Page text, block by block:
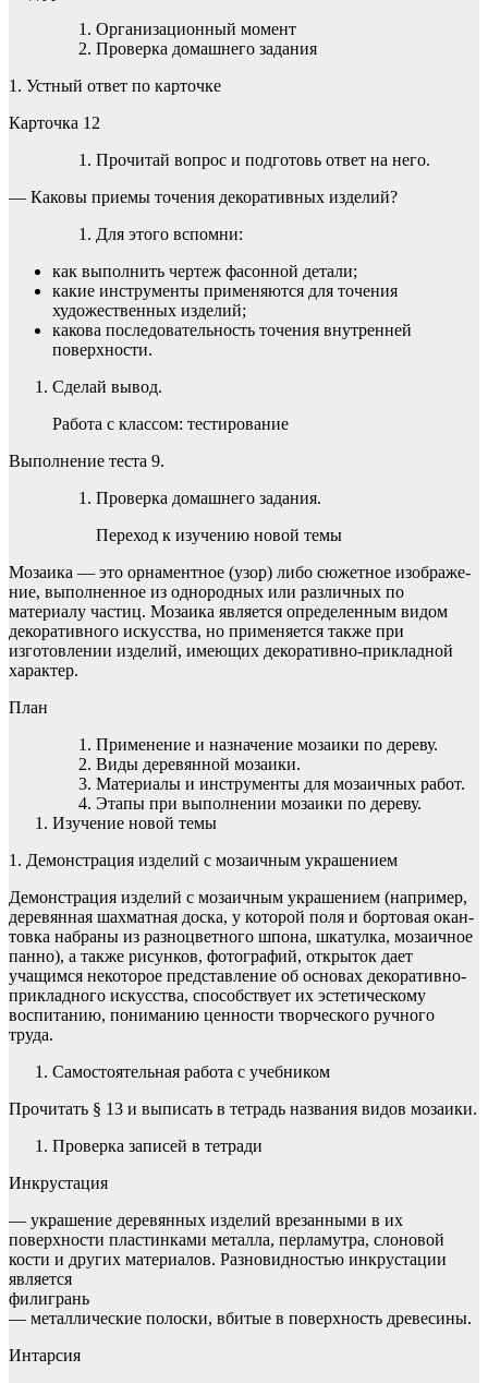
Организационный момент
Проверка домашнего задания
1. Устный ответ по карточке
Карточка 12
Прочитай вопрос и подготовь ответ на него.
— Каковы приемы точения декоративных изделий?
Для этого вспомни:
как выполнить чертеж фасонной детали;
какие инструменты применяются для точения
художественных изделий;
какова последовательность точения внутренней
поверхности.
Сделай вывод.
Работа с классом: тестирование
Выполнение теста 9.
Проверка домашнего задания.
Переход к изучению новой темы
Мозаика — это орнаментное (узор) либо сюжетное изображе­
ние, выполненное из однородных или различных по
материалу частиц. Мозаика является определенным видом
декоративного искусства, но применяется также при
изготовлении изделий, имеющих декоративно-прикладной
характер.
План
Применение и назначение мозаики по дереву.
Виды деревянной мозаики.
Материалы и инструменты для мозаичных работ.
Этапы при выполнении мозаики по дереву.
Изучение новой темы
1. Демонстрация изделий с мозаичным украшением
Демонстрация изделий с мозаичным украшением (например,
деревянная шахматная доска, у которой поля и бортовая окан­
товка набраны из разноцветного шпона, шкатулка, мозаичное
панно), а также рисунков, фотографий, открыток дает
учащимся некоторое представление об основах декоративно-
прикладного искусства, способствует их эстетическому
воспитанию, понима­нию ценности творческого ручного
труда.
Самостоятельная работа с учебником
Прочитать § 13 и выписать в тетрадь названия видов мозаики.
Проверка записей в тетради
Инкрустация
— украшение деревянных изделий врезанными в их
поверхности пластинками металла, перламутра, слоновой
кости и других материалов. Разновидностью инкрустации
явля­ется
филигрань
— металлические полоски, вбитые в поверхность древесины.
Интарсия